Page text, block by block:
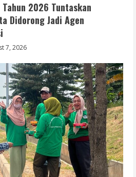
Tahun 2026 Tuntaskan
Didorong Jadi Agen
7, 2026